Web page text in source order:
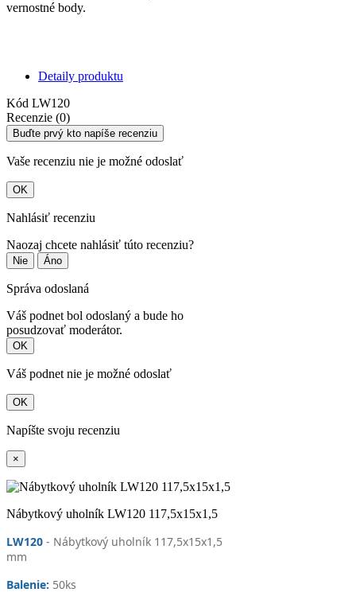
vernostné body.
Detaily produktu
Kód LW120
Recenzie (0)
Buďte prvý kto napíše recenziu
Vaše recenziu nie je možné odoslať
OK
Nahlásiť recenziu
Naozaj chcete nahlásiť túto recenziu?
Nie Áno
Správa odoslaná
Váš podnet bol odoslaný a bude ho
posudzovať moderátor.
OK
Váš podnet nie je možné odoslať
OK
Napíšte svoju recenziu
×
Nábytkový uholník LW120 117,5x15x1,5
LW120 - Nábytkový uholník 117,5x15x1,5
mm
Balenie: 50ks